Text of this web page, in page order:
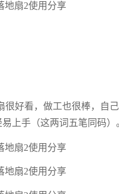
好看，做工也很棒，自
上手（这两词五笔同码）